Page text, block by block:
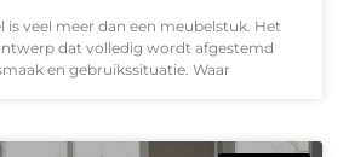
is veel meer dan een meubelstuk. Het
dat volledig wordt afgestemd
en gebruikssituatie. Waar